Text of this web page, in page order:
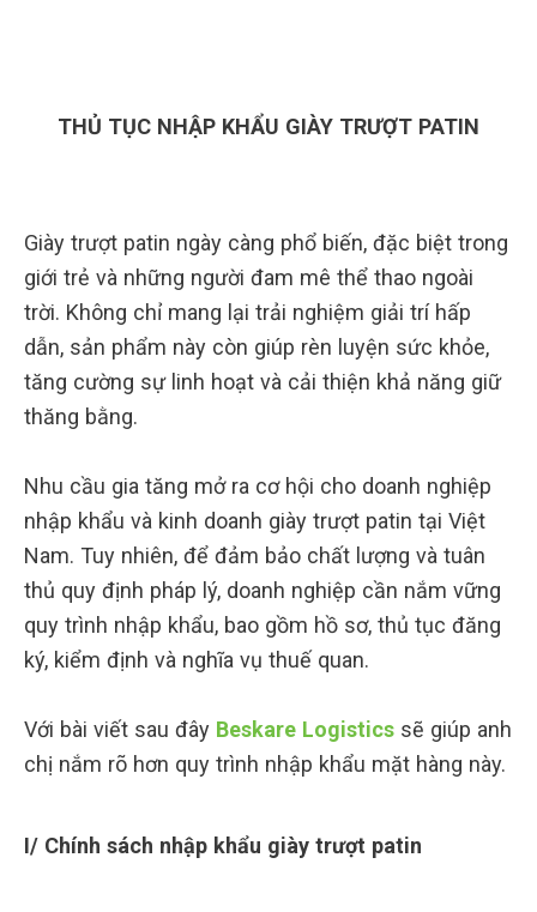
THỦ TỤC NHẬP KHẨU GIÀY TRƯỢT PATIN
Giày trượt patin ngày càng phổ biến, đặc biệt trong
giới trẻ và những người đam mê thể thao ngoài
trời. Không chỉ mang lại trải nghiệm giải trí hấp
dẫn, sản phẩm này còn giúp rèn luyện sức khỏe,
tăng cường sự linh hoạt và cải thiện khả năng giữ
thăng bằng.
Nhu cầu gia tăng mở ra cơ hội cho doanh nghiệp
nhập khẩu và kinh doanh giày trượt patin tại Việt
Nam. Tuy nhiên, để đảm bảo chất lượng và tuân
thủ quy định pháp lý, doanh nghiệp cần nắm vững
quy trình nhập khẩu, bao gồm hồ sơ, thủ tục đăng
ký, kiểm định và nghĩa vụ thuế quan.
Với bài viết sau đây Beskare Logistics sẽ giúp anh
chị nắm rõ hơn quy trình nhập khẩu mặt hàng này.
I/ Chính sách nhập khẩu giày trượt patin